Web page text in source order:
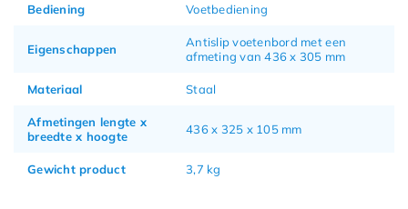
Bediening Voetbediening
Eigenschappen
Antislip voetenbord met een
afmeting van 436 x 305 mm
Materiaal Staal
Afmetingen lengte x
breedte x hoogte
436 x 325 x 105 mm
Gewicht product 3,7 kg